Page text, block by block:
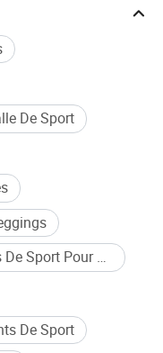
De Sport
Achat en gros de V&ecirc;tements De Sport Pour Femmes
De Sport